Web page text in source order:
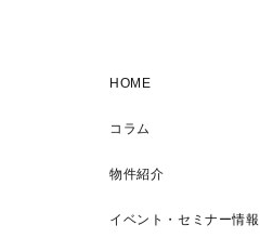
HOME
コラム
物件紹介
イベント・セミナー情報